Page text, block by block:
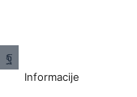
Informacije